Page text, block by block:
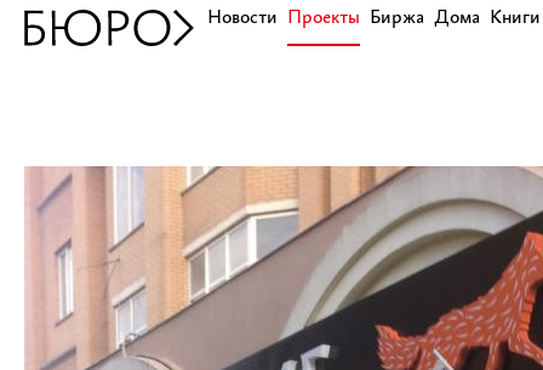
Новости Проекты Биржа Дома Книги